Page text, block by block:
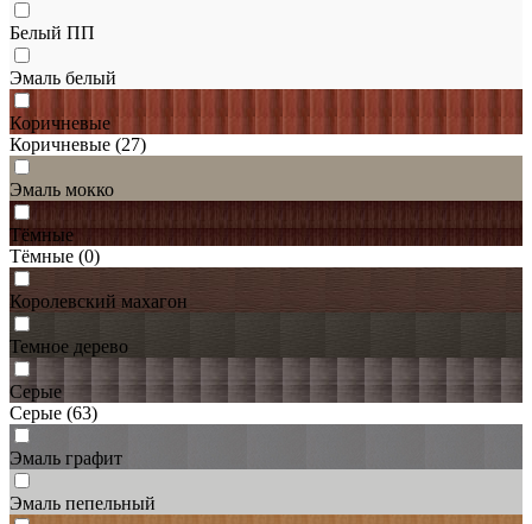
Белый ПП
Эмаль белый
Коричневые
Коричневые (27)
Эмаль мокко
Тёмные
Тёмные (0)
Королевский махагон
Темное дерево
Серые
Серые (63)
Эмаль графит
Эмаль пепельный